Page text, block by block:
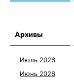
Архивы
Июль 2026
Июнь 2026